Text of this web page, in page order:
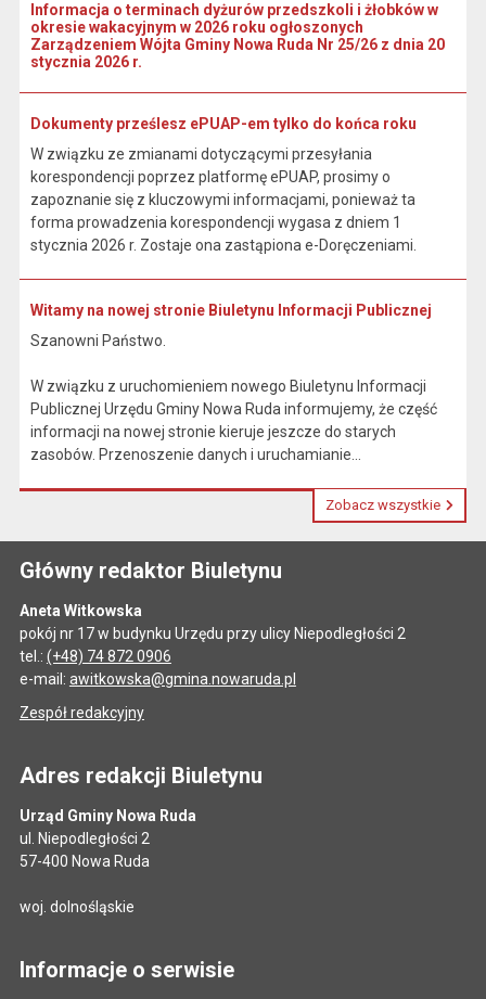
Informacja o terminach dyżurów przedszkoli i żłobków w
okresie wakacyjnym w 2026 roku ogłoszonych
Zarządzeniem Wójta Gminy Nowa Ruda Nr 25/26 z dnia 20
stycznia 2026 r.
Dokumenty prześlesz ePUAP-em tylko do końca roku
W związku ze zmianami dotyczącymi przesyłania
korespondencji poprzez platformę ePUAP, prosimy o
zapoznanie się z kluczowymi informacjami, ponieważ ta
forma prowadzenia korespondencji wygasa z dniem 1
stycznia 2026 r. Zostaje ona zastąpiona e-Doręczeniami.
Witamy na nowej stronie Biuletynu Informacji Publicznej
Szanowni Państwo.
W związku z uruchomieniem nowego Biuletynu Informacji
Publicznej Urzędu Gminy Nowa Ruda informujemy, że część
informacji na nowej stronie kieruje jeszcze do starych
zasobów. Przenoszenie danych i uruchamianie...
Zobacz wszystkie
Główny redaktor Biuletynu
Aneta Witkowska
pokój nr 17 w budynku Urzędu przy ulicy Niepodległości 2
tel.: (+48) 74 872 0906
e-mail: awitkowska@gmina.nowaruda.pl
Zespół redakcyjny
Adres redakcji Biuletynu
Urząd Gminy Nowa Ruda
ul. Niepodległości 2
57-400 Nowa Ruda
woj. dolnośląskie
Informacje o serwisie